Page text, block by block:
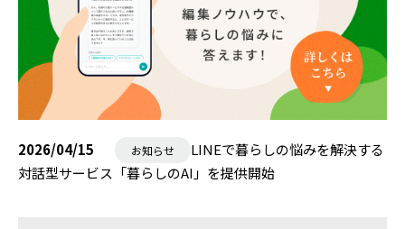
2026/04/15 お知らせ
LINEで暮らしの悩みを解決する
対話型サービス「暮らしのAI」を提供開始